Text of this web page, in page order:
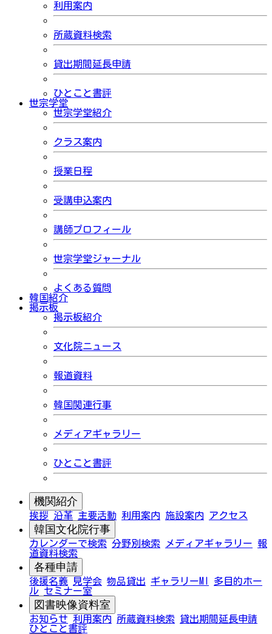
利用案内
所蔵資料検索
貸出期間延長申請
ひとこと書評
世宗学堂
世宗学堂紹介
クラス案内
授業日程
受講申込案内
講師プロフィール
世宗学堂ジャーナル
よくある質問
韓国紹介
掲示板
掲示板紹介
文化院ニュース
報道資料
韓国関連行事
メディアギャラリー
ひとこと書評
機関紹介
挨拶 沿革 主要活動 利用案内 施設案内 アクセス
韓国文化院行事
カレンダーで検索 分野別検索 メディアギャラリー 報
道資料検索
各種申請
後援名義 見学会 物品貸出 ギャラリーMI
多目的ホー
ル セミナー室
図書映像資料室
お知らせ 利用案内 所蔵資料検索
貸出期間延長申請
ひとこと書評